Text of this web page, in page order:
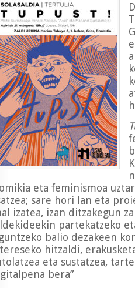
eta feminismoa
sare hori lan eta
izatea, izan ditzakegun
partekatzeko
balio dezakeen
hitzaldi,
eta sustatzea,
bera”